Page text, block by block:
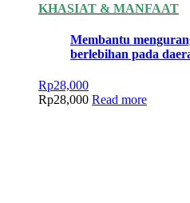
KHASIAT & MANFAAT
Membantu
berlebihan pada
Rp28,000
Rp28,000 Read more